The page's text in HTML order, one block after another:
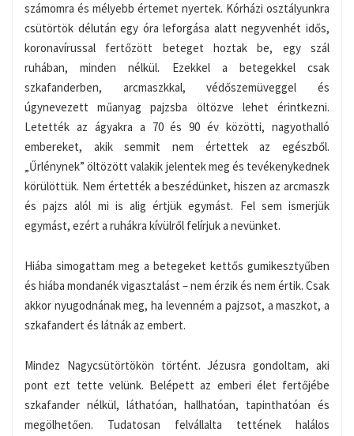
számomra és mélyebb értemet nyertek. Kórházi osztályunkra
csütörtök délután egy óra leforgása alatt negyvenhét idős,
koronavírussal fertőzött beteget hoztak be, egy szál
ruhában, minden nélkül. Ezekkel a betegekkel csak
szkafanderben, arcmaszkkal, védőszemüveggel és
úgynevezett műanyag pajzsba öltözve lehet érintkezni.
Letették az ágyakra a 70 és 90 év közötti, nagyothalló
embereket, akik semmit nem értettek az egészből.
„Űrlénynek” öltözött valakik jelentek meg és tevékenykednek
körülöttük. Nem értették a beszédünket, hiszen az arcmaszk
és pajzs alól mi is alig értjük egymást. Fel sem ismerjük
egymást, ezért a ruhákra kívülről felírjuk a nevünket.
Hiába simogattam meg a betegeket kettős gumikesztyűben
és hiába mondanék vigasztalást – nem érzik és nem értik. Csak
akkor nyugodnának meg, ha levenném a pajzsot, a maszkot, a
szkafandert és látnák az embert.
Mindez Nagycsütörtökön történt. Jézusra gondoltam, aki
pont ezt tette velünk. Belépett az emberi élet fertőjébe
szkafander nélkül, láthatóan, hallhatóan, tapinthatóan és
megölhetően. Tudatosan felvállalta tettének halálos